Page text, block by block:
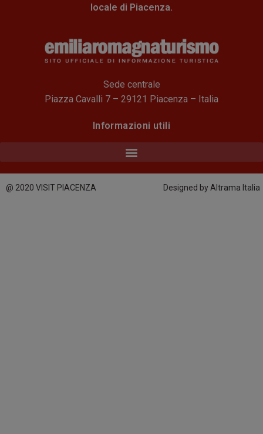
locale di Piacenza.
Sede centrale
Piazza Cavalli 7 – 29121 Piacenza – Italia
Informazioni utili
@ 2020 VISIT PIACENZA Designed by Altrama Italia